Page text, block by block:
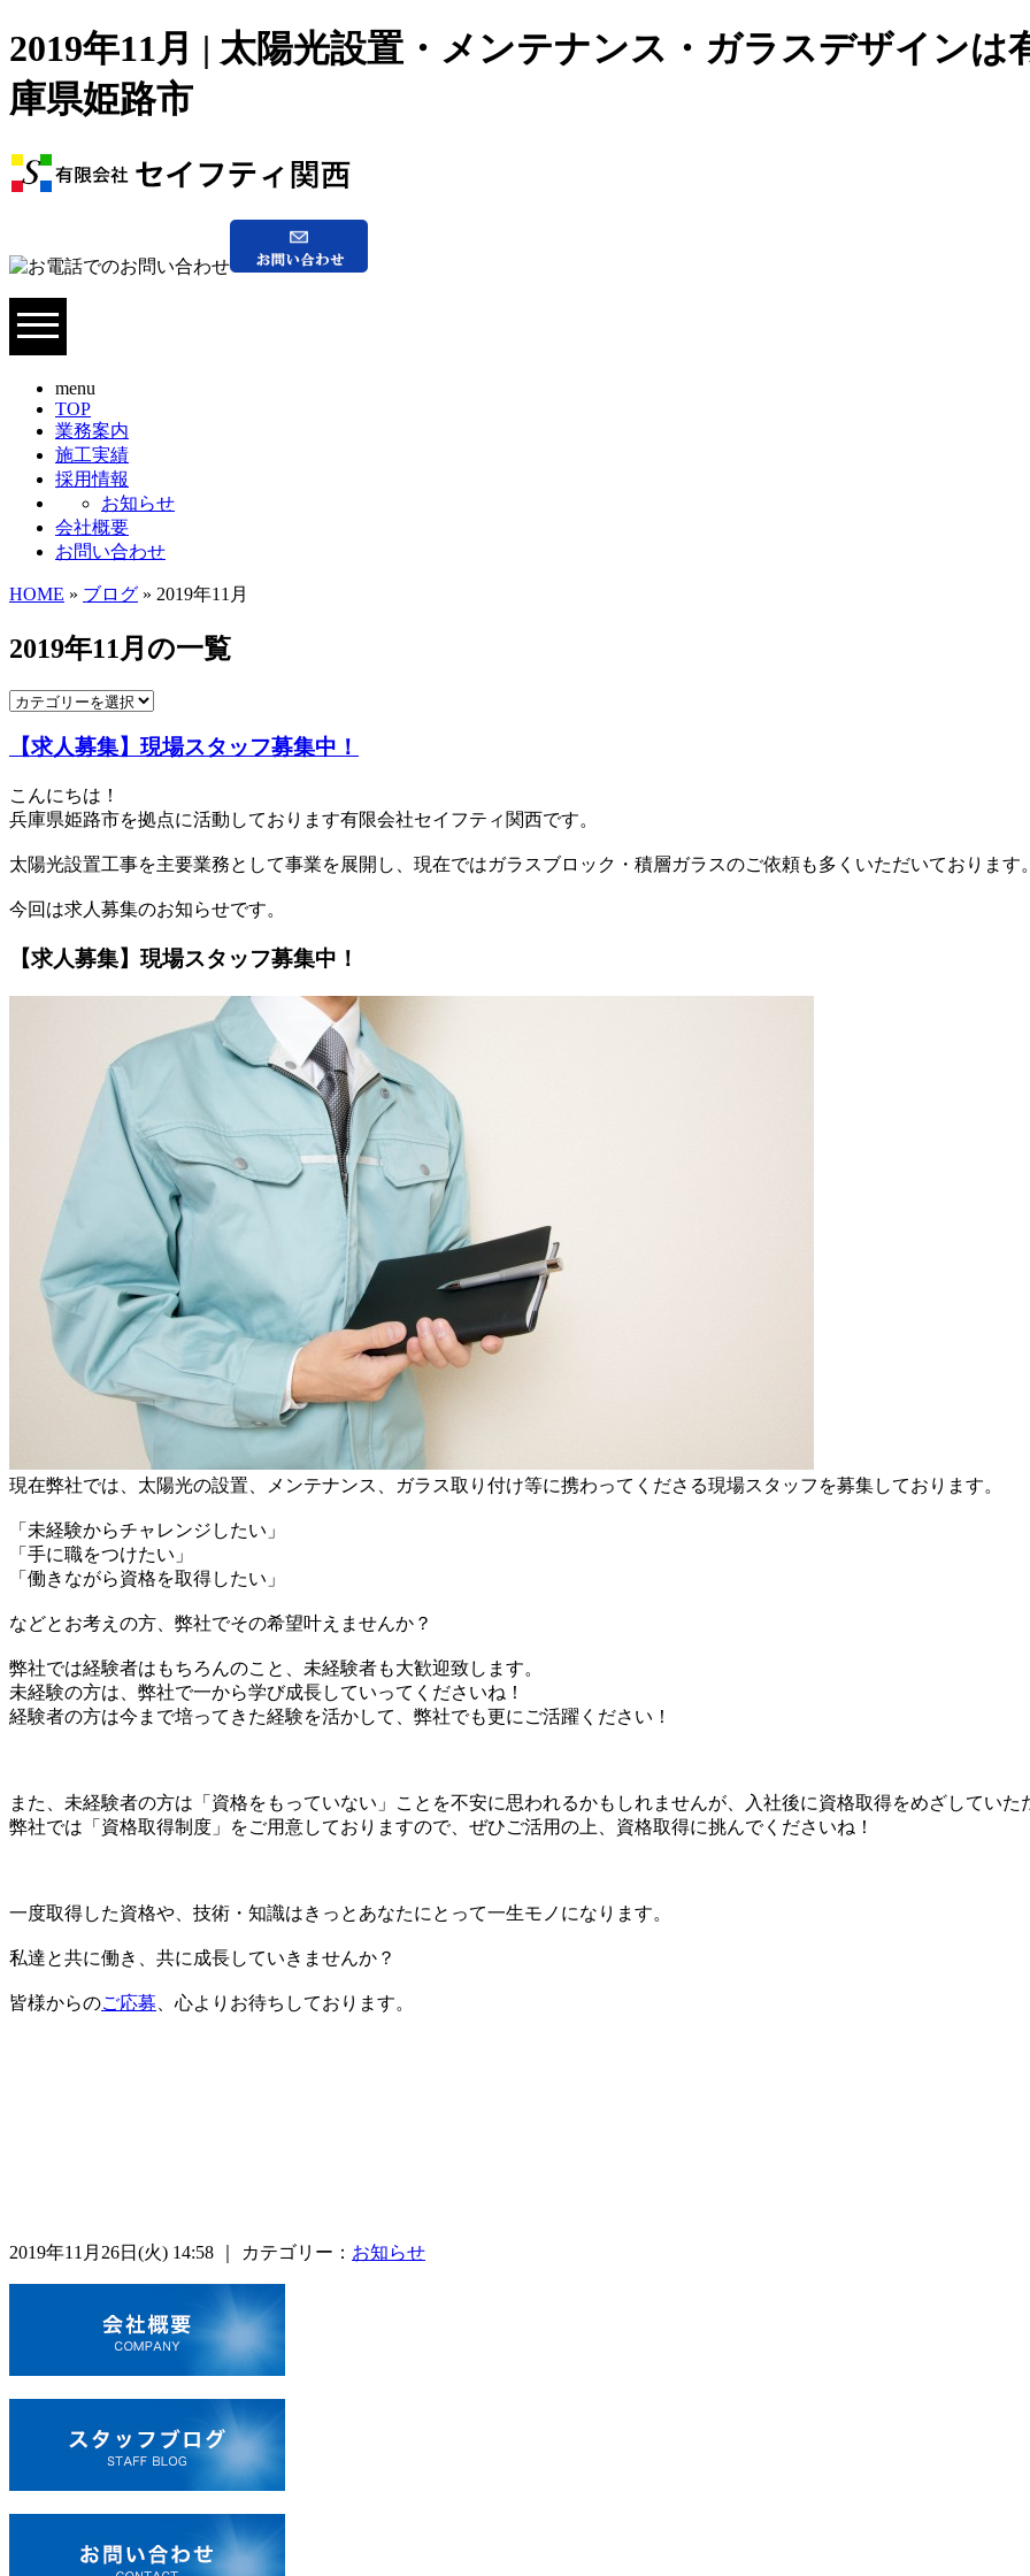
2019年11月 | 太陽光設置・メンテナンス・ガラスデザイン
庫県姫路市
menu
TOP
業務案内
施工実績
採用情報
お知らせ
会社概要
お問い合わせ
HOME » ブログ » 2019年11月
2019年11月の一覧
【求人募集】現場スタッフ募集中！
こんにちは！
兵庫県姫路市を拠点に活動しております有限会社セイフティ関西です。
太陽光設置工事を主要業務として事業を展開し、現在ではガラスブロック・積層ガラスのご依頼も多くいただいております。
今回は求人募集のお知らせです。
【求人募集】現場スタッフ募集中！
現在弊社では、太陽光の設置、メンテナンス、ガラス取り付け等に携わってくださる現場スタッフを募集しております。
「未経験からチャレンジしたい」
「手に職をつけたい」
「働きながら資格を取得したい」
などとお考えの方、弊社でその希望叶えませんか？
弊社では経験者はもちろんのこと、未経験者も大歓迎致します。
未経験の方は、弊社で一から学び成長していってくださいね！
経験者の方は今まで培ってきた経験を活かして、弊社でも更にご活躍ください！
また、未経験者の方は「資格をもっていない」ことを不安に思われるかもしれませんが、入社後に資格取得をめざしていた
弊社では「資格取得制度」をご用意しておりますので、ぜひご活用の上、資格取得に挑んでくださいね！
一度取得した資格や、技術・知識はきっとあなたにとって一生モノになります。
私達と共に働き、共に成長していきませんか？
皆様からのご応募 、心よりお待ちしております。
2019年11月26日(火) 14:58 ｜ カテゴリー： お知らせ